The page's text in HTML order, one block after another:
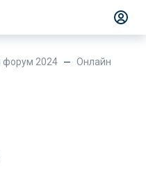
форум 2024
Онлайн